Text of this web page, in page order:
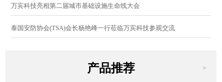
万宾科技亮相第二届城市基础设施生命线大会
泰国安防协会(TSA)会长杨艳峰一行莅临万宾科技参观交流
产品推荐 >